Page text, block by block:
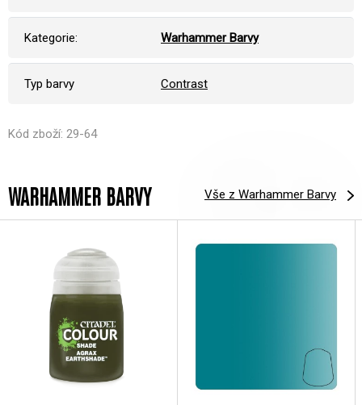
Kategorie: Warhammer Barvy
Typ barvy Contrast
Kód zboží: 29-64
WARHAMMER BARVY Vše z Warhammer Barvy